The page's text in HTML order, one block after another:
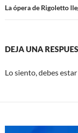
La ópera de Rigoletto
DEJA UNA
Lo siento, debes estar